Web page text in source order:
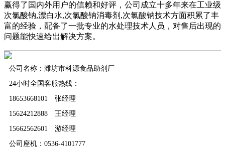
赢得了国内外用户的信赖和好评，公司成立十多年来在工业级
次氯酸钠,漂白水,次氯酸钠消毒剂,次氯酸钠技术方面积累了丰
富的经验，配备了一批专业的水处理技术人员，对售后出现的
问题能快速给出解决方案。
公司名称：潍坊市科源食品助剂厂
24小时全国客服热线：
18653668101 张经理
15624212888 王经理
15662562601 游经理
公司座机：0536-4101777